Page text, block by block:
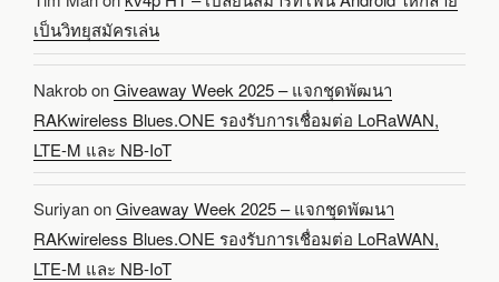
เป็นวิทยุสมัครเล่น
NakrobonGiveaway Week 2025 – แจกชุดพัฒนา
RAKwireless Blues.ONE รองรับการเชื่อมต่อ LoRaWAN,
LTE-M และ NB-IoT
SuriyanonGiveaway Week 2025 – แจกชุดพัฒนา
RAKwireless Blues.ONE รองรับการเชื่อมต่อ LoRaWAN,
LTE-M และ NB-IoT